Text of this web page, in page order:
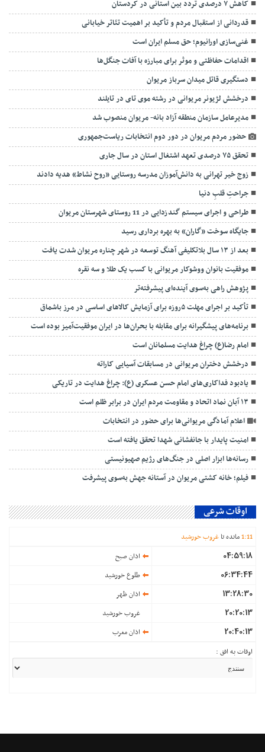
کاهش ۷ درصدی تردد بین استانی در کردستان
قدردانی از استقبال مردم و تأکید بر اهمیت تئاتر خیابانی
غنی‌سازی اورانیوم؛ حق مسلم ایران است
اقدامات حفاظتی و موثر برای مبارزه با آفات جنگل‌ها
دستگیری قاتل میدان سرباز مریوان
درخشش لژیونر مریوانی در رشته موی تای در تایلند
مدیرعامل سازمان منطقه آزاد بانه- مریوان منصوب شد
حضور مردم مریوان در دور دوم انتخابات ریاست‌جمهوری
تحقق ۷۵ درصدی تعهد اشتغال استان در سال جاری
زوج خیر تهرانی به دانش‌آموزان مدرسه روستایی «روح نشاط» هدیه دادند
جراحتِ قلبِ دنیا
طراحی و اجرای سیستم گندزدایی در 11 روستای شهرستان مریوان
جایگاه سوخت «گاران» به بهره برداری رسید
بعد از ۱۳ سال بلاتکلیفی آهنگ توسعه در شهر چناره مریوان شدت یافت
موفقیت بانوان ووشوکار مریوانی با کسب یک طلا و سه نقره
پژوهش راهی به‌سوی آینده‌ای پیشرفته‌تر
تأکید بر اجرای مهلت ۵روزه برای آزمایش کالاهای اساسی در مرز باشماق
برنامه‌های پیشگیرانه برای مقابله با بحران‌ها در ایران موفقیت‌آمیز بوده است
امام رضا(ع) چراغ هدایت مسلمانان است
درخشش دختران مریوانی در مسابقات آسیایی کاراته
یادبود فداکاری‌های امام حسن عسکری (ع): چراغ هدایت در تاریکی
۱۳ آبان نماد اتحاد و مقاومت مردم ایران در برابر ظلم است
اعلام آمادگی مریوانی‌ها برای حضور در انتخابات
امنیت پایدار با جانفشانی شهدا تحقق یافته است
رسانه‌ها ابزار اصلی در جنگ‌های رژیم صهیونیستی
فیلم؛ خانه کشتی مریوان در آستانه جهش به‌سوی پیشرفت
اوقات شرعی
1:11 مانده تا غروب خورشید
04:59:18 اذان صبح
06:34:44 طلوع خورشید
13:28:30 اذان ظهر
20:20:13 غروب خورشید
20:40:13
اذان مغرب
اوقات به افق :